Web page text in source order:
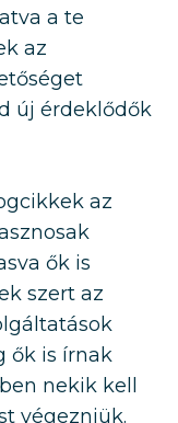
a te
az
új érdeklődők
az
ők is
szert az
ők is írnak
nekik kell
végezniük.